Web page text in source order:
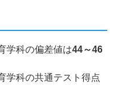
学科の偏差値は44～46
学科の共通テスト得点